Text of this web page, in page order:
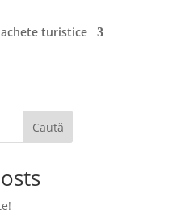
turistice
Caută